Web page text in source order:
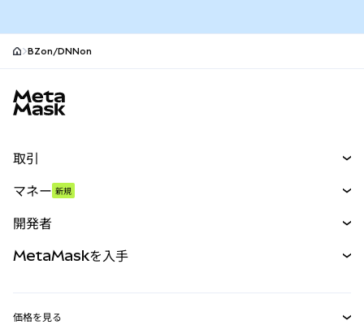
BZon/DNNon
取引
パーペチュアル
RWA
マネー 新規
開発者
MetaMaskを入手
価格を見る